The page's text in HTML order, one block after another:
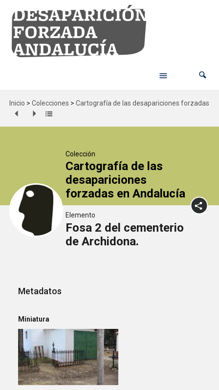
Inicio > Colecciones > Cartografía de las desapariciones forzadas
Colección
Cartografía de las
desapariciones
forzadas en Andalucía
Elemento
Fosa 2 del cementerio
de Archidona.
Metadatos
Miniatura